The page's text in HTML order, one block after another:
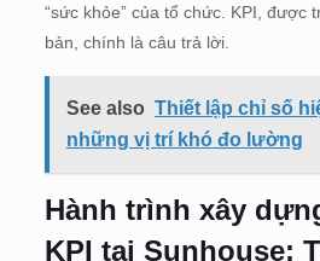
“sức khỏe” của tổ chức. KPI, được
bản, chính là câu trả lời.
See also Thiết lập chỉ số
những vị trí khó đo lường
Hành trình xây
KPI tại Sunhouse: